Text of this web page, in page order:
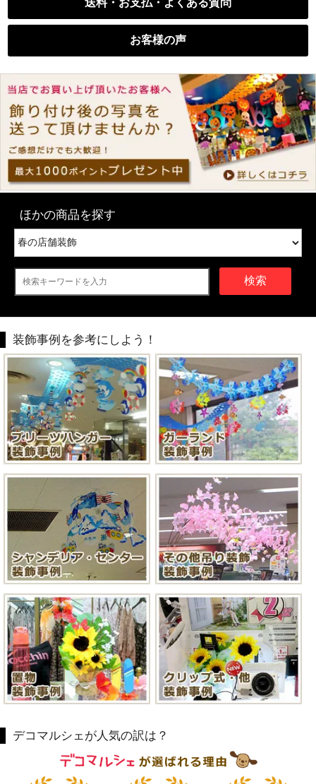
お客様の声
ほかの商品を探す
検索
装飾事例を参考にしよう！
デコマルシェが人気の訳は？